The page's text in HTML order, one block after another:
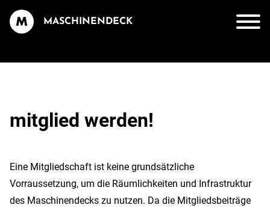
MASCHINENDECK
mitglied werden!
Eine Mitgliedschaft ist keine grundsätzliche
Vorraussetzung, um die Räumlichkeiten und Infrastruktur
des Maschinendecks zu nutzen. Da die Mitgliedsbeiträge